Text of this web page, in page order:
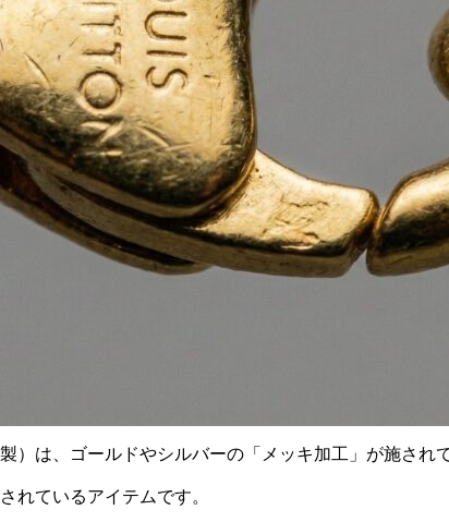
は、ゴールドやシルバーの「メッキ加工」が施され
れているアイテムです。